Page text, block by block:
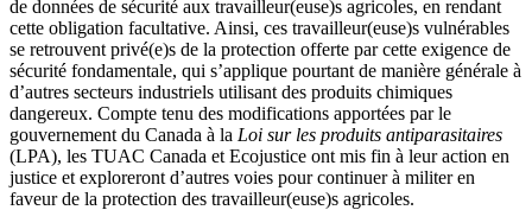
de données de sécurité aux travailleur(euse)s agricoles, en rendant
cette obligation facultative. Ainsi, ces travailleur(euse)s vulnérables
se retrouvent privé(e)s de la protection offerte par cette exigence de
sécurité fondamentale, qui s’applique pourtant de manière générale à
d’autres secteurs industriels utilisant des produits chimiques
dangereux. Compte tenu des modifications apportées par le
gouvernement du Canada à la Loi sur les produits antiparasitaires
(LPA), les TUAC Canada et Ecojustice ont mis fin à leur action en
justice et exploreront d’autres voies pour continuer à militer en
faveur de la protection des travailleur(euse)s agricoles.